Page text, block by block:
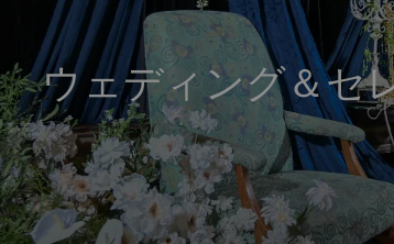
ウェディング＆セ